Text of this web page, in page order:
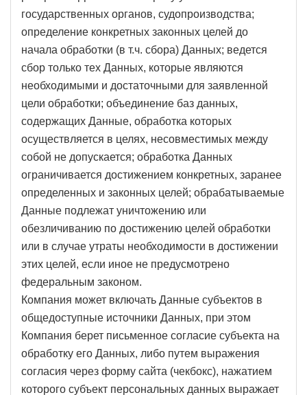
государственных органов, судопроизводства;
определение конкретных законных целей до
начала обработки (в т.ч. сбора) Данных; ведется
сбор только тех Данных, которые являются
необходимыми и достаточными для заявленной
цели обработки; объединение баз данных,
содержащих Данные, обработка которых
осуществляется в целях, несовместимых между
собой не допускается; обработка Данных
ограничивается достижением конкретных, заранее
определенных и законных целей; обрабатываемые
Данные подлежат уничтожению или
обезличиванию по достижению целей обработки
или в случае утраты необходимости в достижении
этих целей, если иное не предусмотрено
федеральным законом.
Компания может включать Данные субъектов в
общедоступные источники Данных, при этом
Компания берет письменное согласие субъекта на
обработку его Данных, либо путем выражения
согласия через форму сайта (чекбокс), нажатием
которого субъект персональных данных выражает